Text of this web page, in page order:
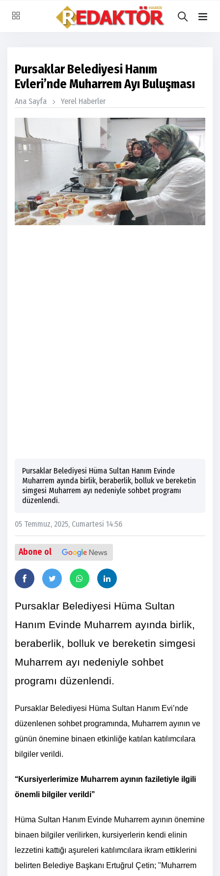
Pursaklar Belediyesi Hanım
Evleri’nde Muharrem Ayı Buluşması
Ana Sayfa Yerel Haberler
Pursaklar Belediyesi Hüma Sultan Hanım Evinde
Muharrem ayında birlik, beraberlik, bolluk ve bereketin
simgesi Muharrem ayı nedeniyle sohbet programı
düzenlendi.
05 Temmuz, 2025, Cumartesi 14:56
Abone ol
Pursaklar Belediyesi Hüma Sultan
Hanım Evinde Muharrem ayında birlik,
beraberlik, bolluk ve bereketin simgesi
Muharrem ayı nedeniyle sohbet
programı düzenlendi.
Pursaklar Belediyesi Hüma Sultan Hanım Evi’nde
düzenlenen sohbet programında, Muharrem ayının ve
günün önemine binaen etkinliğe katılan katılımcılara
bilgiler verildi.
‘‘Kursiyerlerimize Muharrem ayının faziletiyle ilgili
önemli bilgiler verildi’’
Hüma Sultan Hanım Evinde Muharrem ayının önemine
binaen bilgiler verilirken, kursiyerlerin kendi elinin
lezzetini kattığı aşureleri katılımcılara ikram ettiklerini
belirten Belediye Başkanı Ertuğrul Çetin; "Muharrem